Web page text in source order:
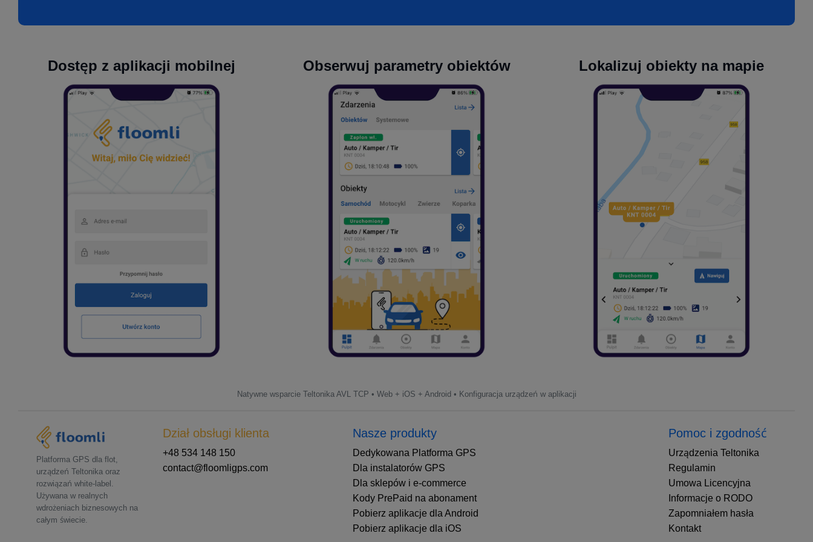
Dostęp z aplikacji mobilnej Obserwuj parametry obiektów Lokalizuj obiekty na mapie
Natywne wsparcie Teltonika AVL TCP • Web + iOS + Android • Konfiguracja urządzeń w aplikacji
Platforma GPS dla flot,
urządzeń Teltonika oraz
rozwiązań white-label.
Używana w realnych
wdrożeniach biznesowych na
całym świecie.
Dział obsługi klienta
+48 534 148 150
contact@floomligps.com
Nasze produkty
Dedykowana Platforma GPS
Dla instalatorów GPS
Dla sklepów i e-commerce
Kody PrePaid na abonament
Pobierz aplikacje dla Android
Pobierz aplikacje dla iOS
Pomoc i zgodność
Urządzenia Teltonika
Regulamin
Umowa Licencyjna
Informacje o RODO
Zapomniałem hasła
Kontakt